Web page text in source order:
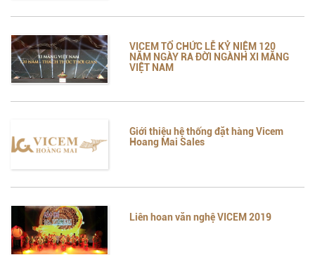
VICEM TỔ CHỨC LỄ KỶ NIỆM 120
NĂM NGÀY RA ĐỜI NGÀNH XI MĂNG
VIỆT NAM
Giới thiệu hệ thống đặt hàng Vicem
Hoang Mai Sales
Liên hoan văn nghệ VICEM 2019